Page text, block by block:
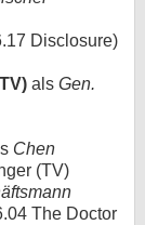
Disclosure)
als Gen.
Chen
(TV)
The Doctor